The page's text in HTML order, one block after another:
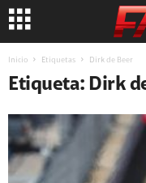
Inicio Etiquetas Dirk de Beer
Etiqueta: Dirk